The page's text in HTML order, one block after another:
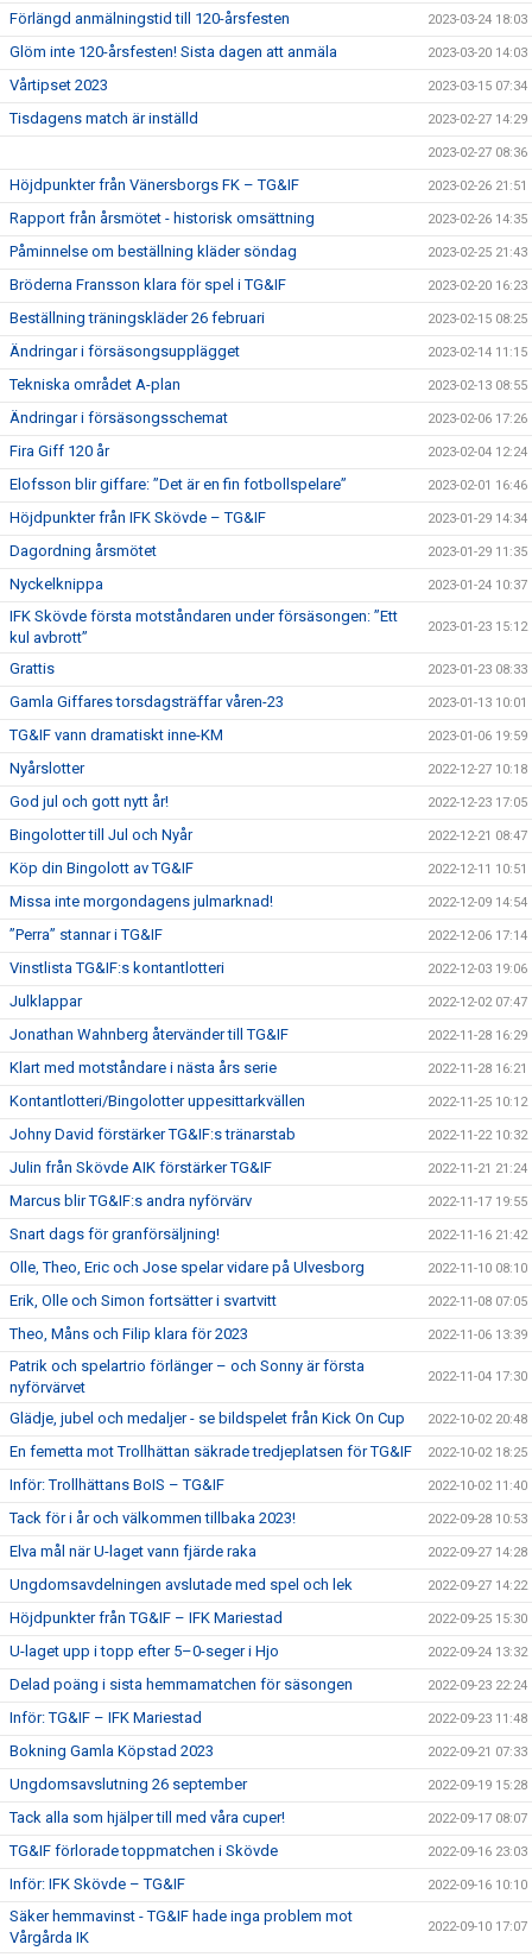
Förlängd anmälningstid till 120-årsfesten 2023-03-24 18:03
Glöm inte 120-årsfesten! Sista dagen att anmäla 2023-03-20 14:03
Vårtipset 2023 2023-03-15 07:34
Tisdagens match är inställd 2023-02-27 14:29
2023-02-27 08:36
Höjdpunkter från Vänersborgs FK – TG&IF 2023-02-26 21:51
Rapport från årsmötet - historisk omsättning 2023-02-26 14:35
Påminnelse om beställning kläder söndag 2023-02-25 21:43
Bröderna Fransson klara för spel i TG&IF 2023-02-20 16:23
Beställning träningskläder 26 februari 2023-02-15 08:25
Ändringar i försäsongsupplägget 2023-02-14 11:15
Tekniska området A-plan 2023-02-13 08:55
Ändringar i försäsongsschemat 2023-02-06 17:26
Fira Giff 120 år 2023-02-04 12:24
Elofsson blir giffare: ”Det är en fin fotbollspelare” 2023-02-01 16:46
Höjdpunkter från IFK Skövde – TG&IF 2023-01-29 14:34
Dagordning årsmötet 2023-01-29 11:35
Nyckelknippa 2023-01-24 10:37
IFK Skövde första motståndaren under försäsongen: ”Ett
kul avbrott”
2023-01-23 15:12
Grattis 2023-01-23 08:33
Gamla Giffares torsdagsträffar våren-23 2023-01-13 10:01
TG&IF vann dramatiskt inne-KM 2023-01-06 19:59
Nyårslotter 2022-12-27 10:18
God jul och gott nytt år! 2022-12-23 17:05
Bingolotter till Jul och Nyår 2022-12-21 08:47
Köp din Bingolott av TG&IF 2022-12-11 10:51
Missa inte morgondagens julmarknad! 2022-12-09 14:54
”Perra” stannar i TG&IF 2022-12-06 17:14
Vinstlista TG&IF:s kontantlotteri 2022-12-03 19:06
Julklappar 2022-12-02 07:47
Jonathan Wahnberg återvänder till TG&IF 2022-11-28 16:29
Klart med motståndare i nästa års serie 2022-11-28 16:21
Kontantlotteri/Bingolotter uppesittarkvällen 2022-11-25 10:12
Johny David förstärker TG&IF:s tränarstab 2022-11-22 10:32
Julin från Skövde AIK förstärker TG&IF 2022-11-21 21:24
Marcus blir TG&IF:s andra nyförvärv 2022-11-17 19:55
Snart dags för granförsäljning! 2022-11-16 21:42
Olle, Theo, Eric och Jose spelar vidare på Ulvesborg 2022-11-10 08:10
Erik, Olle och Simon fortsätter i svartvitt 2022-11-08 07:05
Theo, Måns och Filip klara för 2023 2022-11-06 13:39
Patrik och spelartrio förlänger – och Sonny är första
nyförvärvet
2022-11-04 17:30
Glädje, jubel och medaljer - se bildspelet från Kick On Cup 2022-10-02 20:48
En femetta mot Trollhättan säkrade tredjeplatsen för TG&IF 2022-10-02 18:25
Inför: Trollhättans BoIS – TG&IF 2022-10-02 11:40
Tack för i år och välkommen tillbaka 2023! 2022-09-28 10:53
Elva mål när U-laget vann fjärde raka 2022-09-27 14:28
Ungdomsavdelningen avslutade med spel och lek 2022-09-27 14:22
Höjdpunkter från TG&IF – IFK Mariestad 2022-09-25 15:30
U-laget upp i topp efter 5–0-seger i Hjo 2022-09-24 13:32
Delad poäng i sista hemmamatchen för säsongen 2022-09-23 22:24
Inför: TG&IF – IFK Mariestad 2022-09-23 11:48
Bokning Gamla Köpstad 2023 2022-09-21 07:33
Ungdomsavslutning 26 september 2022-09-19 15:28
Tack alla som hjälper till med våra cuper! 2022-09-17 08:07
TG&IF förlorade toppmatchen i Skövde 2022-09-16 23:03
Inför: IFK Skövde – TG&IF 2022-09-16 10:10
Säker hemmavinst - TG&IF hade inga problem mot
Vårgårda IK
2022-09-10 17:07